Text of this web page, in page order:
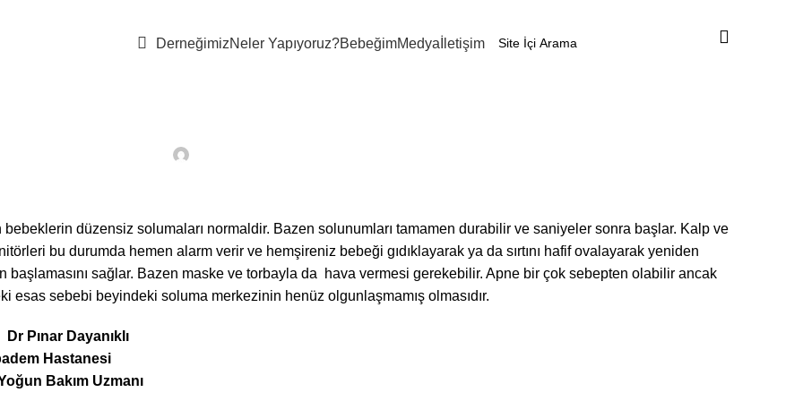
DerneğimizNeler Yapıyoruz?BebeğimMedya İletişim
düzensiz solumaları normaldir. Bazen solunumları tamamen durabilir ve saniyeler sonra başlar. Kalp ve
bu durumda hemen alarm verir ve hemşireniz bebeği gıdıklayarak ya da sırtını hafif ovalayarak yeniden
başlamasını sağlar. Bazen maske ve torbayla da hava vermesi gerekebilir. Apne bir çok sebepten olabilir ancak
esas sebebi beyindeki soluma merkezinin henüz olgunlaşmamış olmasıdır.
Dr Pınar Dayanıklı
Hastanesi
Bakım Uzmanı